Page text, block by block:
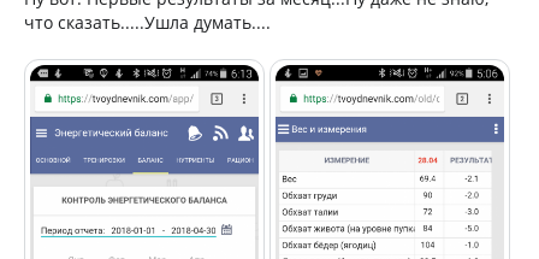
что сказать.....Ушла думать....